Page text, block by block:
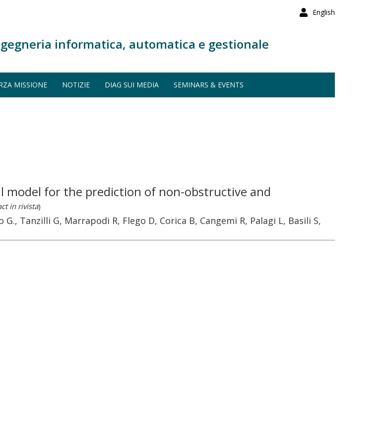
English
informatica, automatica e gestionale
MISSIONE NOTIZIE DIAG SUI MEDIA SEMINARS & EVENTS
model for the prediction of non-obstructive and
in rivista)
Tanzilli G, Marrapodi R, Flego D, Corica B, Cangemi R, Palagi L, Basili S,